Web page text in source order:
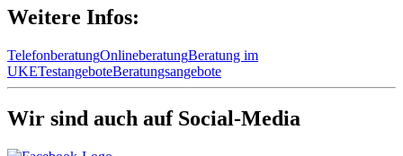
Weitere Infos:
TelefonberatungOnlineberatungBeratung im
UKETestangeboteBeratungsangebote
Wir sind auch auf Social-Media